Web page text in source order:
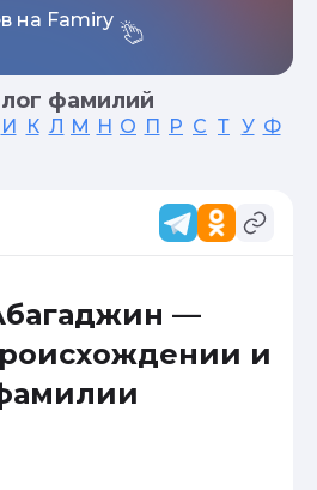
на Famiry
фамилий
И К Л М Н О П Р С Т У Ф
—
и